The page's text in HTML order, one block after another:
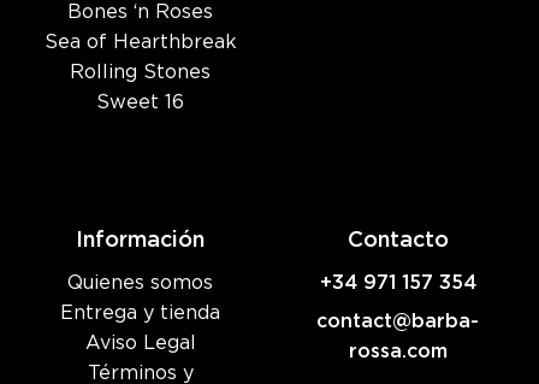
Bones ‘n Roses
Sea of Hearthbreak
Rolling Stones
Sweet 16
Información
Quienes somos
Entrega y tienda
Aviso Legal
Términos y
Contacto
+34 971 157 354
contact@barba-
rossa.com